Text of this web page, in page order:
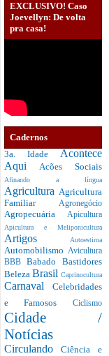
EXCLUSIVO! Caso
Joevellyn: De volta
pra casa!
Cadernos
3a. Idade Acontece
Aqui Acões Sociais
Afinando a língua
Agricultura Agricultura
Familiar Agronegócio
Agropecuária Apicultura
Apicultura e Meliponicultura
Artigos Autoestima
Automobilismo Avicultura
BBBBabado Bastidores
Beleza Brasil Caprinocultura
Carnaval Celebridades
e Famosos Ciclismo
Cidade /
Notícias
CirculandoCiência e